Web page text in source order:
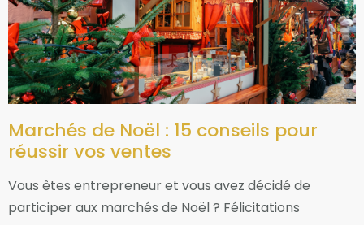
Marchés de Noël : 15 conseils pour
réussir vos ventes
Vous êtes entrepreneur et vous avez décidé de
participer aux marchés de Noël ? Félicitations